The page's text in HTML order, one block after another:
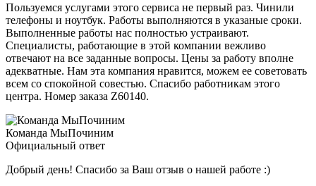
Пользуемся услугами этого сервиса не первый раз. Чинили
телефоны и ноутбук. Работы выполняются в указаные сроки.
Выполненные работы нас полностью устраивают.
Специалисты, работающие в этой компании вежливо
отвечают на все заданные вопросы. Цены за работу вполне
адекватные. Нам эта компания нравится, можем ее советовать
всем со спокойной совестью. Спасибо работникам этого
центра. Номер заказа Z60140.
Команда МыПочиним
Официальный ответ
Добрый день! Спасибо за Ваш отзыв о нашей работе :)